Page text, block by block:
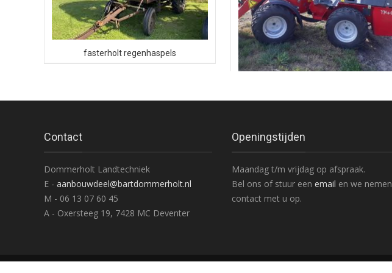
fasterholt regenhaspels
Contact
Dommerholt Landtechniek
E - aanbouwdeel@bartdommerholt.nl
M - 06 13 07 60 45
A - Oxersteeg 19, 7428 MC Deventer
Openingstijden
Maandag t/m vrijdag op afspraak.
Bel ons of stuur een email en we nemen
contact met u op.